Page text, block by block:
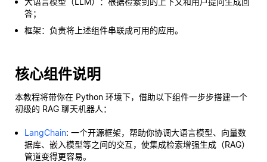
答；
框架：负责将上述组件串联成可用的应用。
核心组件说明
本教程将带你在 Python 环境下，借助以下组件一步步搭建一个
初级的 RAG 聊天机器人：
LangChain: 一个开源框架，帮助你协调大语言模型、向量数
据库、嵌入模型等之间的交互，使集成检索增强生成（RAG）
管道变得更容易。